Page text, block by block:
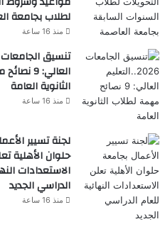
لطلاب بجامعة
منذ 16 ساعة
العالي:
الثانوية العامة
منذ 16 ساعة
لجنة تسيير
حلوان الأهلية
الاستعدادات
الدراسي الجديد
منذ 16 ساعة